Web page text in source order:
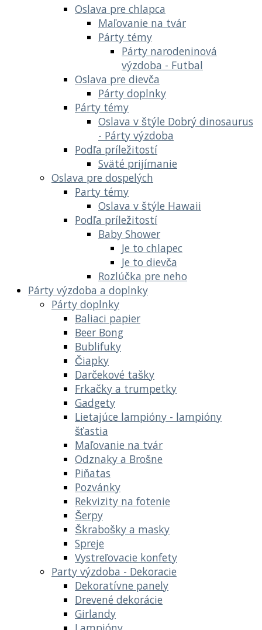
Oslava pre chlapca
Maľovanie na tvár
Párty témy
Párty narodeninová
výzdoba - Futbal
Oslava pre dievča
Párty doplnky
Párty témy
Oslava v štýle Dobrý dinosaurus
- Párty výzdoba
Podľa príležitostí
Sväté prijímanie
Oslava pre dospelých
Party témy
Oslava v štýle Hawaii
Podľa príležitostí
Baby Shower
Je to chlapec
Je to dievča
Rozlúčka pre neho
Párty výzdoba a doplnky
Párty doplnky
Baliaci papier
Beer Bong
Bublifuky
Čiapky
Darčekové tašky
Frkačky a trumpetky
Gadgety
Lietajúce lampióny - lampióny
šťastia
Maľovanie na tvár
Odznaky a Brošne
Piňatas
Pozvánky
Rekvizity na fotenie
Šerpy
Škrabošky a masky
Spreje
Vystreľovacie konfety
Party výzdoba - Dekoracie
Dekoratívne panely
Drevené dekorácie
Girlandy